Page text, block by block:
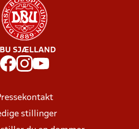
SJÆLLAND
stillinger